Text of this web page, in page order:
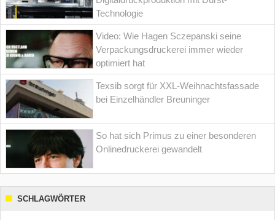
Technologie
Video: Wie Hagen Sczepanski seine
Verpackungsdruckerei immer wieder
optimiert hat
Texsib sorgt für XXL-Weihnachtsfassade
bei Einzelhändler Breuninger
So hat sich Primus zu einer besonderen
Onlinedruckerei gewandelt
SCHLAGWÖRTER